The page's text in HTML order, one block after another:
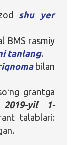
shu yer
BMS rasmiy
tanlang.
bilan
grantga
2019-yil 1-
talablari: